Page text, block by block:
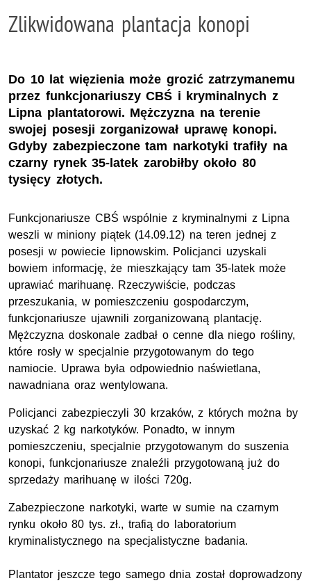
Zlikwidowana plantacja konopi
Do 10 lat więzienia może grozić zatrzymanemu
przez funkcjonariuszy CBŚ i kryminalnych z
Lipna plantatorowi. Mężczyzna na terenie
swojej posesji zorganizował uprawę konopi.
Gdyby zabezpieczone tam narkotyki trafiły na
czarny rynek 35-latek zarobiłby około 80
tysięcy złotych.
Funkcjonariusze CBŚ wspólnie z kryminalnymi z Lipna
weszli w miniony piątek (14.09.12) na teren jednej z
posesji w powiecie lipnowskim. Policjanci uzyskali
bowiem informację, że mieszkający tam 35-latek może
uprawiać marihuanę. Rzeczywiście, podczas
przeszukania, w pomieszczeniu gospodarczym,
funkcjonariusze ujawnili zorganizowaną plantację.
Mężczyzna doskonale zadbał o cenne dla niego rośliny,
które rosły w specjalnie przygotowanym do tego
namiocie. Uprawa była odpowiednio naświetlana,
nawadniana oraz wentylowana.
Policjanci zabezpieczyli 30 krzaków, z których można by
uzyskać 2 kg narkotyków. Ponadto, w innym
pomieszczeniu, specjalnie przygotowanym do suszenia
konopi, funkcjonariusze znaleźli przygotowaną już do
sprzedaży marihuanę w ilości 720g.
Zabezpieczone narkotyki, warte w sumie na czarnym
rynku około 80 tys. zł., trafią do laboratorium
kryminalistycznego na specjalistyczne badania.
Plantator jeszcze tego samego dnia został doprowadzony